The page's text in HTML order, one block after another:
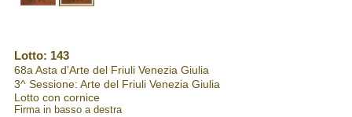
Lotto: 143
68a Asta d'Arte del Friuli Venezia Giulia
3^ Sessione: Arte del Friuli Venezia Giulia
Lotto con cornice
Firma in basso a destra